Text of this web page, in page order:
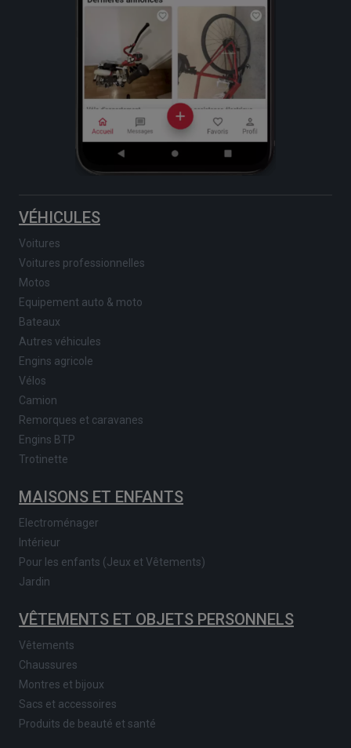
VÉHICULES
Voitures
Voitures professionnelles
Motos
Equipement auto & moto
Bateaux
Autres véhicules
Engins agricole
Vélos
Camion
Remorques et caravanes
Engins BTP
Trotinette
MAISONS ET ENFANTS
Electroménager
Intérieur
Pour les enfants (Jeux et Vêtements)
Jardin
VÊTEMENTS ET OBJETS PERSONNELS
Vêtements
Chaussures
Montres et bijoux
Sacs et accessoires
Produits de beauté et santé